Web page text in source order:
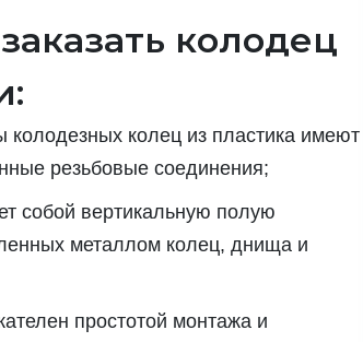
колодец
колец из пластика имеют
резьбовые соединения;
собой вертикальную полую
металлом колец, днища и
простотой монтажа и